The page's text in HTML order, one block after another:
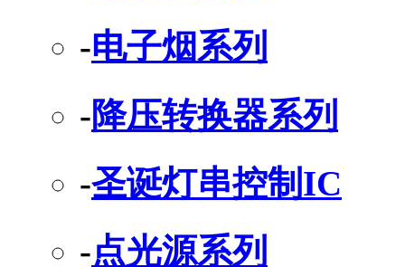
-电子烟系列
-降压转换器系列
-圣诞灯串控制IC
-点光源系列